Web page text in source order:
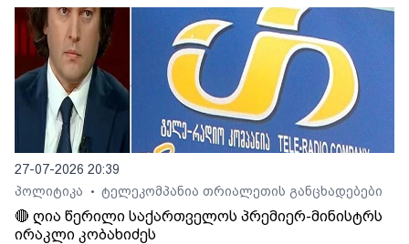
27-07-2026 20:39
პოლიტიკა
• ტელეკომპანია თრიალეთის განცხადებები
🔴 ღია წერილი საქართველოს პრემიერ-მინისტრს
ირაკლი კობახიძეს